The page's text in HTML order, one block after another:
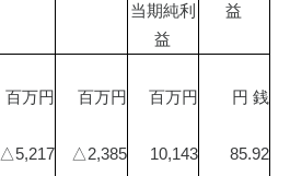
当期純利
益
益
百万円
△5,217
百万円
△2,385
百万円
10,143
円 銭
85.92